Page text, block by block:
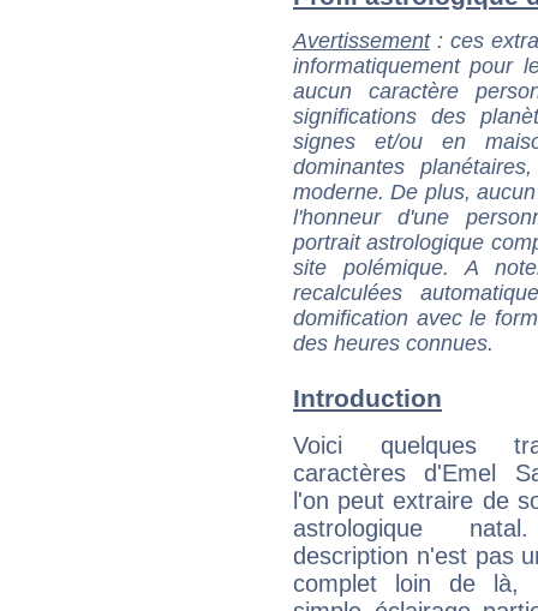
Avertissement: ces
informatiquement pour
aucun caractère
significations des
signes et/ou en
dominantes
moderne. De plus,
l'honneur d'une
portrait astrologique
site polémique. A
recalculées
domification avec le
des heures connues.
Introduction
Voici quelques
caractères d'Emel
l'on peut extraire de
astrologique
description n'est pas
complet loin de là,